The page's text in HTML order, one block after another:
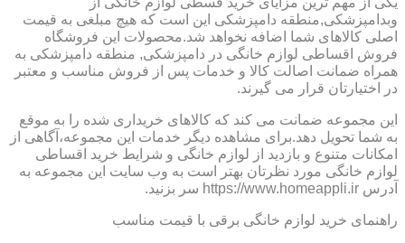
وبدامپزشکی,منطقه دامپزشکی این است که هیچ مبلغی به قیمت
اصلی کالاهای شما اضافه نخواهد شد.محصولات این فروشگاه
فروش اقساطی لوازم خانگی در دامپزشکی, منطقه دامپزشکی به
همراه ضمانت اصالت کالا و خدمات پس از فروش مناسب و معتبر
در اختیارتان قرار می گیرند.
این مجموعه ضمانت می کند که کالاهای خریداری شده را به موقع
به شما تحویل دهد.برای مشاهده دیگر خدمات این مجموعه،آگاهی از
امکانات متنوع و بازدید از لوازم خانگی و شرایط خرید اقساطی
لوازم خانگی مورد نظرتان بهتر است به وب سایت این مجموعه به
آدرس https://www.homeappli.ir سر بزنید.
راهنمای خرید لوازم خانگی برقی با قیمت مناسب